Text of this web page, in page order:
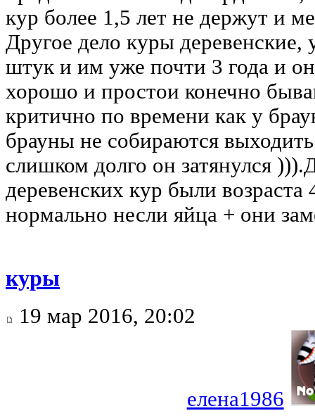
кур более 1,5 лет не держут и
Другое дело куры деревенские,
штук и им уже почти 3 года и
хорошо и простои конечно
критично по времени как у
брауны не собираются
слишком долго он затянулся
деревенских кур были
нормально несли яйца + они
куры
19 мар 2016, 20:02
елена1986